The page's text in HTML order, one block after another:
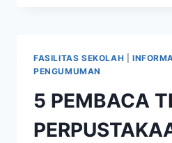
IX
2022
FASILITAS SEKOLAH
PENGUMUMAN
5 PEMBACA